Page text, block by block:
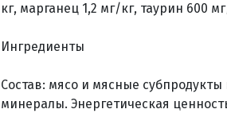
кг, марганец 1,2 мг/кг, таурин 600
Ингредиенты
Cостав: мясо и мясные
минералы. Энергетическая